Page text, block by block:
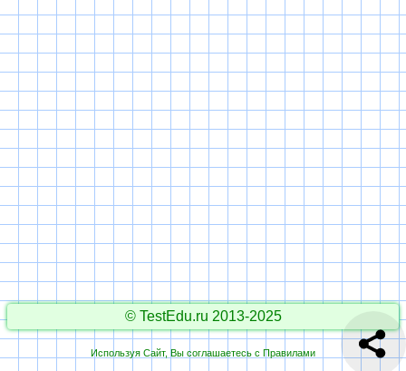
© TestEdu.ru 2013-2025
Используя Сайт, Вы соглашаетесь с Правилами